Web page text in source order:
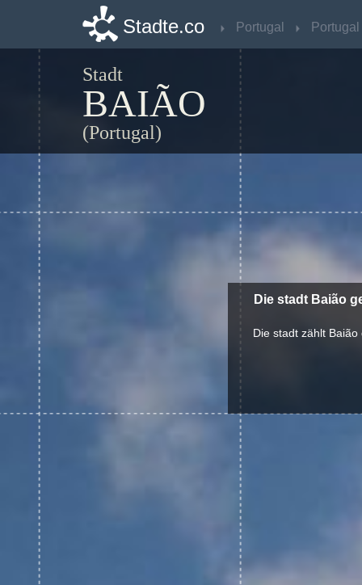
Stadte.co Portugal Portugal
Stadt
BAIÃO
(Portugal)
Die stadt Baião
Die stadt zählt
Stadte.co Portugal Portugal